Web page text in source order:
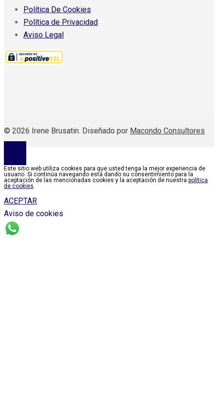
Política De Cookies
Política de Privacidad
Aviso Legal
© 2026 Irene Brusatin. Diseñado por Macondo Consultores
Este sitio web utiliza cookies para que usted tenga la mejor experiencia de
usuario. Si continúa navegando está dando su consentimiento para la
aceptación de las mencionadas cookies y la aceptación de nuestra política
de cookies
ACEPTAR
Aviso de cookies